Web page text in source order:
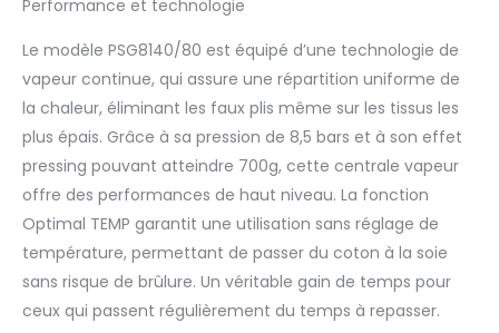
d'attendre que le fer
s'adapte SEMELLE
STEAMGLIDE ELITE : Le fer à
repasser vapeur est équipé
d'une semelle ultra-
glissante et résistante aux
rayures pour une
expérience de repassage
fluide et qui dure dans le
temps. UNE AUTONOMIE
PROLONGÉE : Sa capacité de
1.8L vous offre jusqu'à 2
heures d'utilisation en
continu. Avec la fonction
Performance et technologie
Le modèle PSG8140/80 est équipé d’une technologie de
vapeur continue, qui assure une répartition uniforme de
la chaleur, éliminant les faux plis même sur les tissus les
plus épais. Grâce à sa pression de 8,5 bars et à son effet
pressing pouvant atteindre 700g, cette centrale vapeur
offre des performances de haut niveau. La fonction
Optimal TEMP garantit une utilisation sans réglage de
température, permettant de passer du coton à la soie
sans risque de brûlure. Un véritable gain de temps pour
ceux qui passent régulièrement du temps à repasser.